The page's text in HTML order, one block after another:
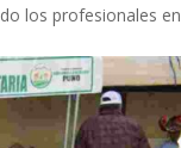
los profesionales en